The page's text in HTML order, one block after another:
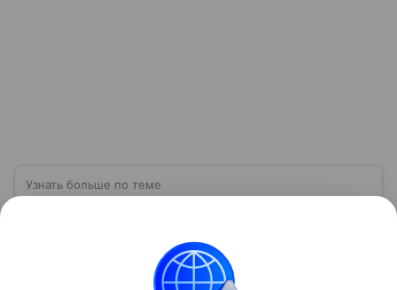
Узнать больше по теме
Стабильное снижение цен на товары и услуги
с параллельным увеличением реальной стоимости
денег называют дефляцией. Разберемся